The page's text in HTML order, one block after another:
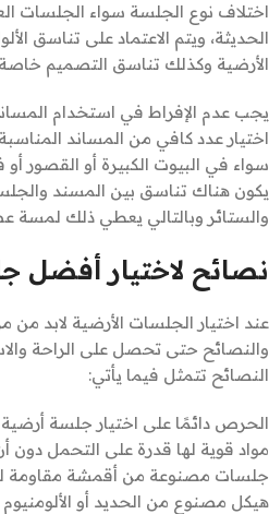
اختلاف نوع الجلسة سواء الجلسات
الحديثة، ويتم الاعتماد على تناسق
الأرضية وكذلك تناسق التصميم
يجب عدم الإفراط في استخدام
اختيار عدد كافي من المساند
سواء في البيوت الكبيرة أو القصور
يكون هناك تناسق بين المسند
والستائر وبالتالي يعطي ذلك لمسة
نصائح لاختيار أفضل
عند اختيار الجلسات الأرضية لابد من
والنصائح حتى تحصل على الراحة
النصائح تتمثل فيما يأتي:
الحرص دائمًا على اختيار جلسة
مواد قوية لها قدرة على التحمل دون
جلسات مصنوعة من أقمشة مقاومة
هيكل مصنوع من الحديد أو الألومنيوم